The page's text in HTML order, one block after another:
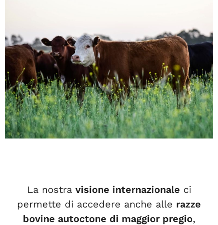
La nostra visione internazionale ci
permette di accedere anche alle razze
bovine autoctone di maggior pregio,